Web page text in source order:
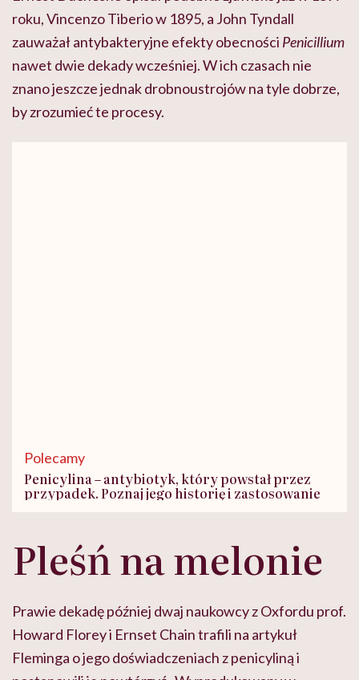
roku, Vincenzo Tiberio w 1895, a John Tyndall
zauważał antybakteryjne efekty obecności Penicillium
nawet dwie dekady wcześniej. W ich czasach nie
znano jeszcze jednak drobnoustrojów na tyle dobrze,
by zrozumieć te procesy.
Polecamy
Penicylina – antybiotyk, który powstał przez
przypadek. Poznaj jego historię i zastosowanie
Pleśń na melonie
Prawie dekadę później dwaj naukowcy z Oxfordu prof.
Howard Florey i Ernset Chain trafili na artykuł
Fleminga o jego doświadczeniach z penicyliną i